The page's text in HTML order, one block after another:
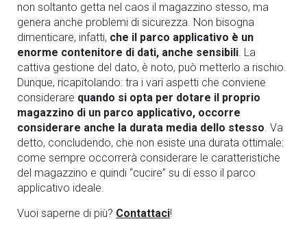
non soltanto getta nel caos il magazzino stesso, ma
genera anche problemi di sicurezza. Non bisogna
dimenticare, infatti, che il parco applicativo è un
enorme contenitore di dati, anche sensibili. La
cattiva gestione del dato, è noto, può metterlo a rischio.
Dunque, ricapitolando: tra i vari aspetti che conviene
considerare quando si opta per dotare il proprio
magazzino di un parco applicativo, occorre
considerare anche la durata media dello stesso. Va
detto, concludendo, che non esiste una durata ottimale:
come sempre occorrerà considerare le caratteristiche
del magazzino e quindi “cucire” su di esso il parco
applicativo ideale.
Vuoi saperne di più? Contattaci!